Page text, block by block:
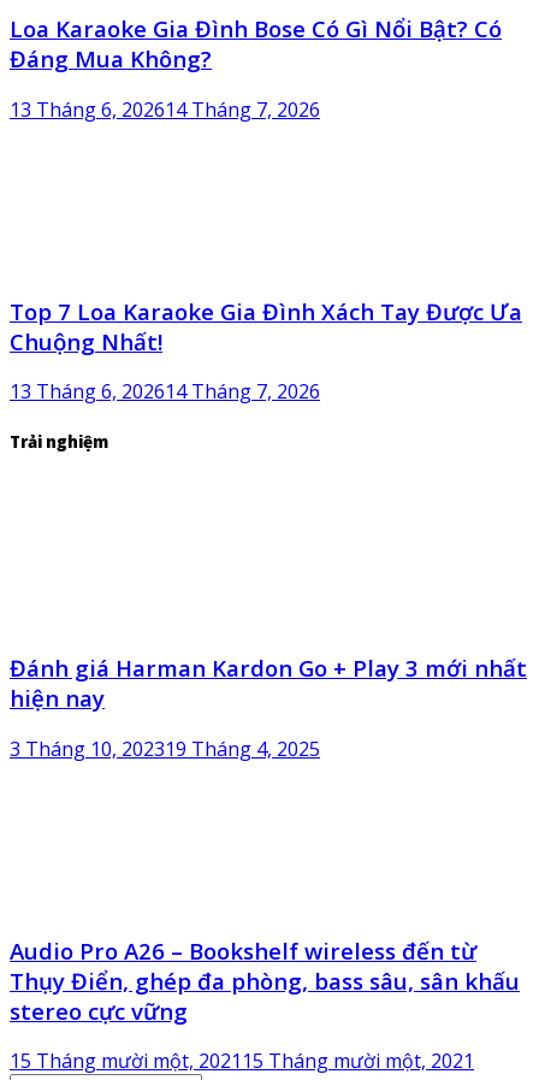
Loa Karaoke Gia Đình Bose Có Gì Nổi Bật? Có
Đáng Mua Không?
13 Tháng 6, 202614 Tháng 7, 2026
Top 7 Loa Karaoke Gia Đình Xách Tay Được Ưa
Chuộng Nhất!
13 Tháng 6, 202614 Tháng 7, 2026
Trải nghiệm
Đánh giá Harman Kardon Go + Play 3 mới nhất
hiện nay
3 Tháng 10, 202319 Tháng 4, 2025
Audio Pro A26 – Bookshelf wireless đến từ
Thụy Điển, ghép đa phòng, bass sâu, sân khấu
stereo cực vững
15 Tháng mười một, 2021 15 Tháng mười một, 2021